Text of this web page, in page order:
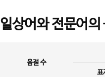
일상어와 전문어의
음절 수
표